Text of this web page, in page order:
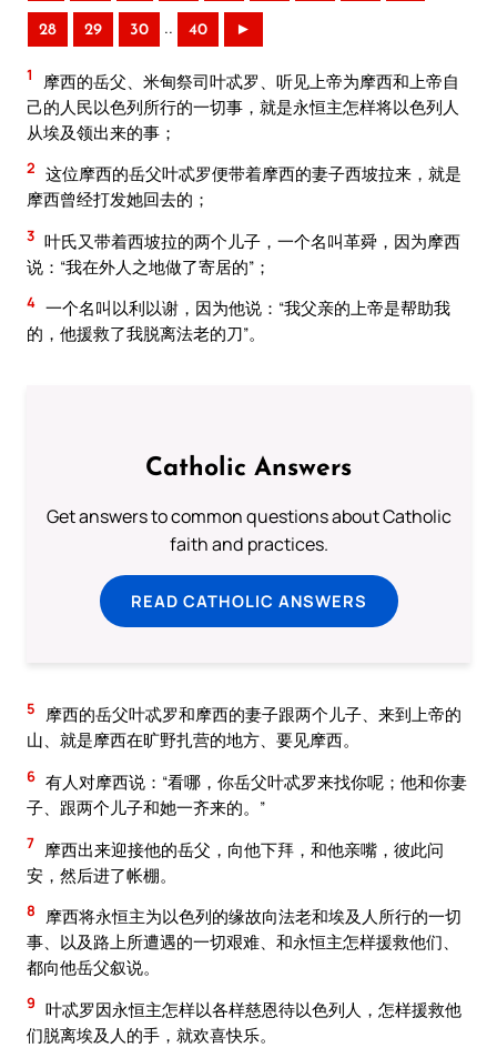
28 29 30 .. 40 ►
1
摩西的岳父、米甸祭司叶忒罗、听见上帝为摩西和上帝自
己的人民以色列所行的一切事，就是永恒主怎样将以色列人
从埃及领出来的事；
2 这位摩西的岳父叶忒罗便带着摩西的妻子西坡拉来，就是
摩西曾经打发她回去的；
3 叶氏又带着西坡拉的两个儿子，一个名叫革舜，因为摩西
说：“我在外人之地做了寄居的”；
4 一个名叫以利以谢，因为他说：“我父亲的上帝是帮助我
的，他援救了我脱离法老的刀”。
Catholic Answers
Get answers to common questions about Catholic
faith and practices.
READ CATHOLIC ANSWERS
5
摩西的岳父叶忒罗和摩西的妻子跟两个儿子、来到上帝的
山、就是摩西在旷野扎营的地方、要见摩西。
6 有人对摩西说：“看哪，你岳父叶忒罗来找你呢；他和你妻
子、跟两个儿子和她一齐来的。”
7 摩西出来迎接他的岳父，向他下拜，和他亲嘴，彼此问
安，然后进了帐棚。
8
摩西将永恒主为以色列的缘故向法老和埃及人所行的一切
事、以及路上所遭遇的一切艰难、和永恒主怎样援救他们、
都向他岳父叙说。
9 叶忒罗因永恒主怎样以各样慈恩待以色列人，怎样援救他
们脱离埃及人的手，就欢喜快乐。